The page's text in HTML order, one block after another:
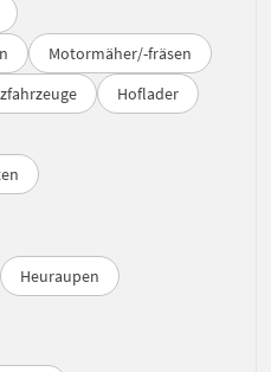
Motormäher/-fräsen
Hoflader
Heuraupen